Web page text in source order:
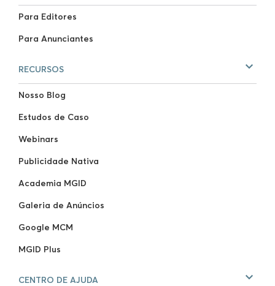
Para Editores
Para Anunciantes
RECURSOS
Nosso Blog
Estudos de Caso
Webinars
Publicidade Nativa
Academia MGID
Galeria de Anúncios
Google MCM
MGID Plus
CENTRO DE AJUDA